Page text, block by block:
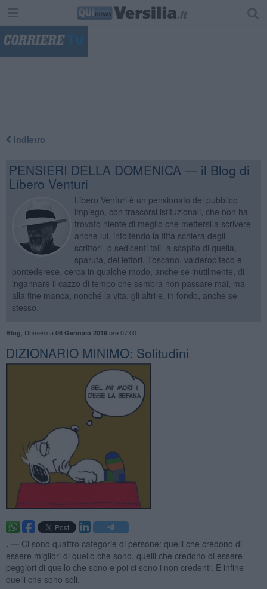
Indietro
PENSIERI DELLA DOMENICA — il Blog di
Libero Venturi
Libero Venturi è un pensionato del pubblico
impiego, con trascorsi istituzionali, che non ha
trovato niente di meglio che mettersi a scrivere
anche lui, infoltendo la fitta schiera degli
scrittori -o sedicenti tali- a scapito di quella,
sparuta, dei lettori. Toscano, valderopiteco e
pontederese, cerca in qualche modo, anche se inutilmente, di
ingannare il cazzo di tempo che sembra non passare mai, ma
alla fine manca, nonché la vita, gli altri e, in fondo, anche se
stesso.
Blog Domenica 06 Gennaio 2019ore 07:00
DIZIONARIO MINIMO: Solitudini
. — Ci sono quattro categorie di persone: quelli che credono di
essere migliori di quello che sono, quelli che credono di essere
peggiori di quello che sono e poi ci sono i non credenti. E infine
quelli che sono soli.